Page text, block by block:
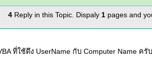
4 Reply in this Topic. Dispaly 1 pages and
ที่ใช้ดึง UserName กับ Computer Name ครับ